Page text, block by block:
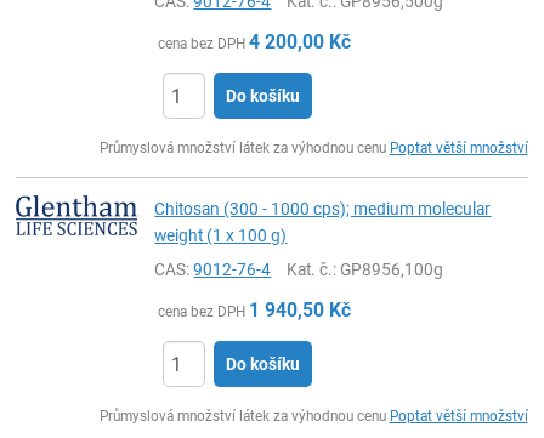
cena bez DPH 4 200,00 Kč
Do košíku
Průmyslová množství látek za výhodnou cenu Poptat větší množství
Chitosan (300 - 1000 cps); medium molecular
weight (1 x 100 g)
CAS:9012-76-4 Kat. č.: GP8956,100g
cena bez DPH 1 940,50 Kč
Do košíku
Průmyslová množství látek za výhodnou cenu Poptat větší množství